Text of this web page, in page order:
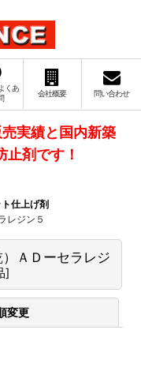
くあ
会社概要 問い合わせ
実績と国内新築
剤です！
仕上げ剤
レジン５
ＡＤーセラレジ
]
変更